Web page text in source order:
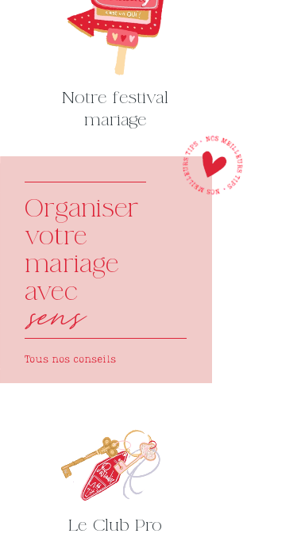
Notre festival
mariage
Organiser
votre
mariage
avec
sens
Tous nos conseils
Le Club Pro